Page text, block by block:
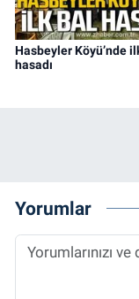
Hasbeyler Köyü’nde
hasadı
Yorumlar